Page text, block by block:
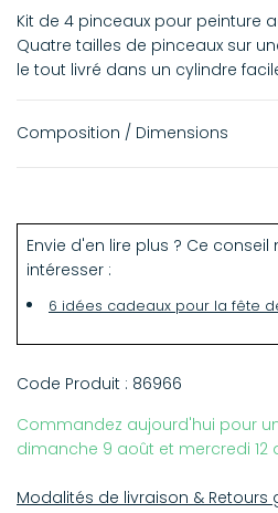
Kit de 4 pinceaux pour peinture
Quatre tailles de pinceaux sur
le tout livré dans un cylindre
Composition / Dimensions
Envie d'en lire plus ? Ce
intéresser :
6 idées cadeaux pour la fête
Code Produit : 86966
Commandez aujourd'hui pour
dimanche 9 août et mercredi 12
Modalités de livraison & Retours